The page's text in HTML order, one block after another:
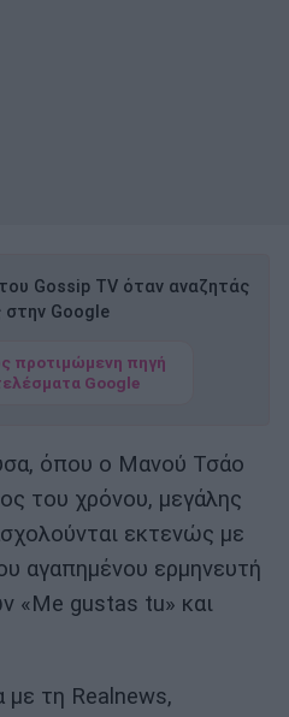
Gossip TV όταν αναζητάς
στην Google
προτιμώμενη πηγή
Google
όπου ο Μανού Τσάο
του χρόνου, μεγάλης
εκτενώς με
αγαπημένου ερμηνευτή
«Μe gustas tu» και
τη Realnews,